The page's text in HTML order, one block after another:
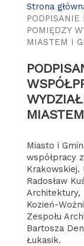
Strona
PODPISANIE
POMIĘDZY
MIASTEM I
PODPISANIE POROZUMIANIA O
Miasto i
współpracy
Krakowskiej.
Radosław
Architektury,
Kozień-
Zespołu
Bartosza
Łukasik.